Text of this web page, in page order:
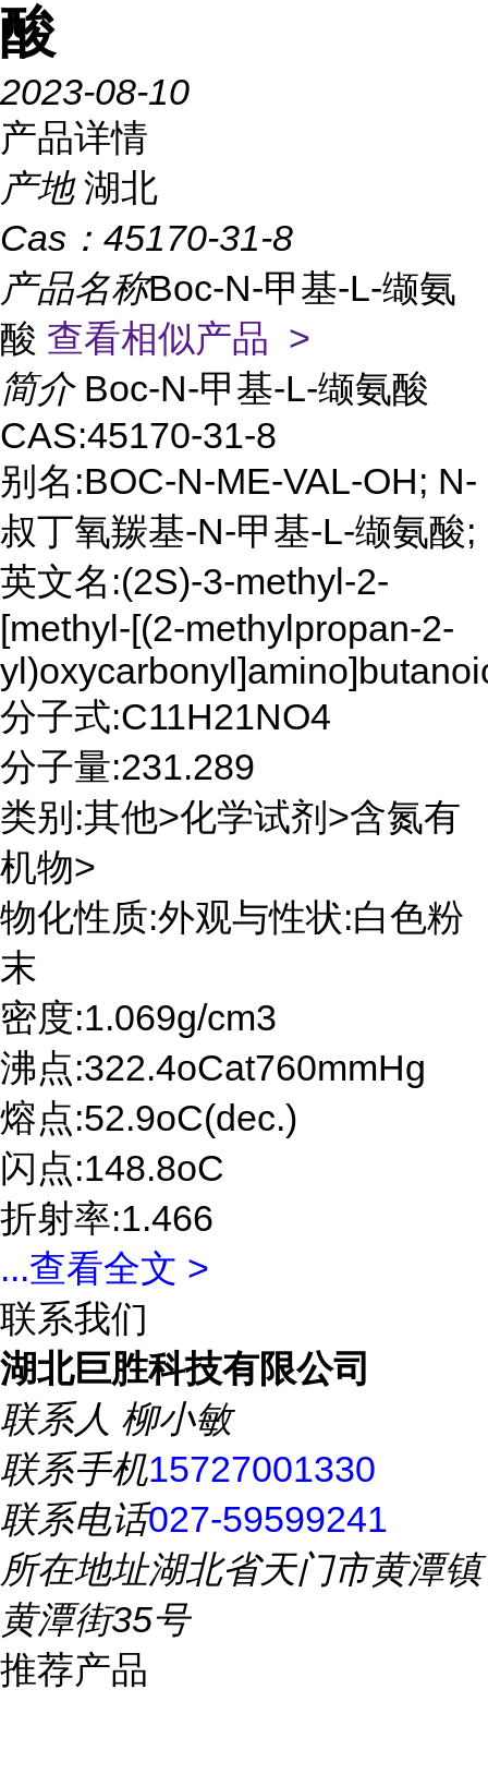
酸
2023-08-10
产品详情
产地 湖北
Cas： 45170-31-8
产品名称Boc-N-甲基-L-缬氨
酸 查看相似产品 >
简介 Boc-N-甲基-L-缬氨酸
CAS:45170-31-8
别名:BOC-N-ME-VAL-OH; N-
叔丁氧羰基-N-甲基-L-缬氨酸;
英文名:(2S)-3-methyl-2-
[methyl-[(2-methylpropan-2-
分子式:C11H21NO4
分子量:231.289
类别:其他>化学试剂>含氮有
机物>
物化性质:外观与性状:白色粉
末
密度:1.069g/cm3
沸点:322.4oCat760mmHg
熔点:52.9oC(dec.)
闪点:148.8oC
折射率:1.466
...查看全文 >
联系我们
湖北巨胜科技有限公司
联系人 柳小敏
联系手机15727001330
联系电话027-59599241
所在地址湖北省天门市黄潭镇
黄潭街35号
推荐产品